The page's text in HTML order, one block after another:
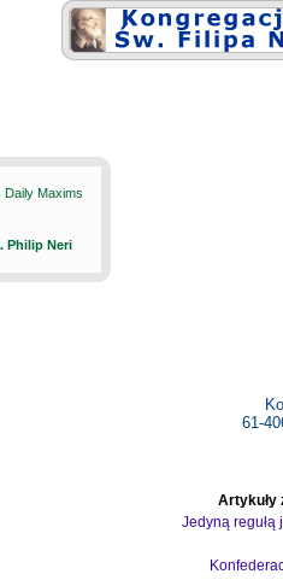
Daily Maxims
Philip Neri
61-
Artykuły
Jedyną regułą